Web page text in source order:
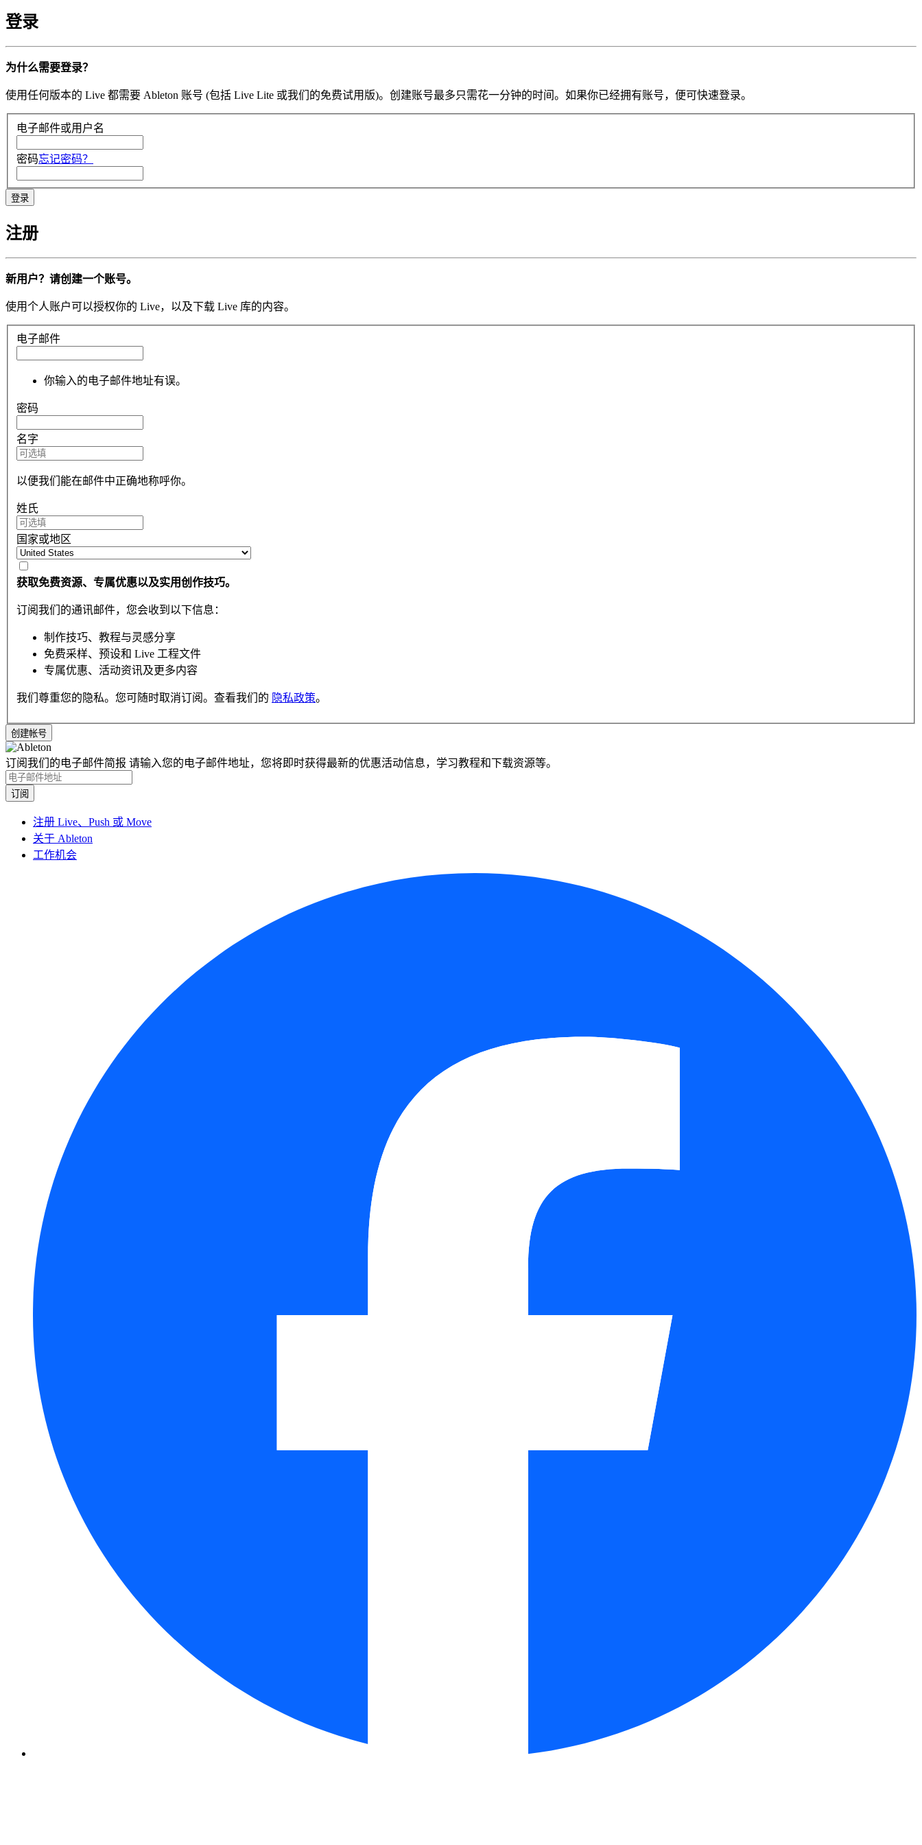
登录
为什么需要登录？
使用任何版本的 Live 都需要 Ableton 账号 (包括 Live Lite 或我们的免费试用版)。创建账号最多只需花一分钟的时间。如果你已经拥有账号，便可快速登录。
电子邮件或用户名
密码忘记密码？
注册
新用户？请创建一个账号。
使用个人账户可以授权你的 Live，以及下载 Live 库的内容。
电子邮件
你输入的电子邮件地址有误。
密码
名字
以便我们能在邮件中正确地称呼你。
姓氏
国家或地区
获取免费资源、专属优惠以及实用创作技巧。
订阅我们的通讯邮件，您会收到以下信息：
制作技巧、教程与灵感分享
免费采样、预设和 Live 工程文件
专属优惠、活动资讯及更多内容
我们尊重您的隐私。您可随时取消订阅。查看我们的 隐私政策。
订阅我们的电子邮件简报 请输入您的电子邮件地址，您将即时获得最新的优惠活动信息，学习教程和下载资源等。
注册 Live、Push 或 Move
关于 Ableton
工作机会